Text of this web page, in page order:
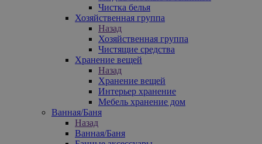
Чистка белья
Хозяйственная группа
Назад
Хозяйственная группа
Чистящие средства
Хранение вещей
Назад
Хранение вещей
Интерьер хранение
Мебель хранение дом
Ванная/Баня
Назад
Ванная/Баня